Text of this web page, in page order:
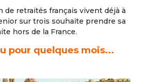
de retraités français vivent déjà à
sur trois souhaite prendre sa
hors de la France.
pour quelques mois...